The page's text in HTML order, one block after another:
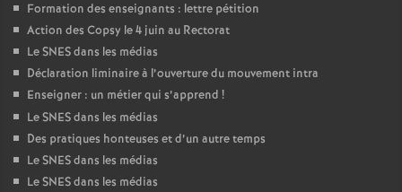
Formation des enseignants : lettre pétition
Action des Copsy le 4 juin au Rectorat
Le SNES dans les médias
Déclaration liminaire à l’ouverture du mouvement intra
Enseigner : un métier qui s’apprend !
Le SNES dans les médias
Des pratiques honteuses et d’un autre temps
Le SNES dans les médias
Le SNES dans les médias